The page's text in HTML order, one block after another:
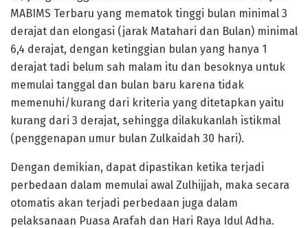
MABIMS Terbaru yang mematok tinggi bulan minimal 3
derajat dan elongasi (jarak Matahari dan Bulan) minimal
6,4 derajat, dengan ketinggian bulan yang hanya 1
derajat tadi belum sah malam itu dan besoknya untuk
memulai tanggal dan bulan baru karena tidak
memenuhi/kurang dari kriteria yang ditetapkan yaitu
kurang dari 3 derajat, sehingga dilakukanlah istikmal
(penggenapan umur bulan Zulkaidah 30 hari).
Dengan demikian, dapat dipastikan ketika terjadi
perbedaan dalam memulai awal Zulhijjah, maka secara
otomatis akan terjadi perbedaan juga dalam
pelaksanaan Puasa Arafah dan Hari Raya Idul Adha.